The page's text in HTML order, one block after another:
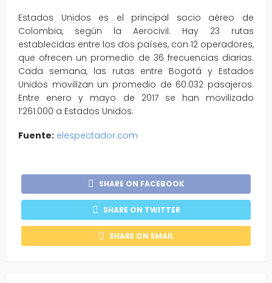
Estados Unidos es el principal socio aéreo de
Colombia, según la Aerocivil. Hay 23 rutas
establecidas entre los dos países, con 12 operadores,
que ofrecen un promedio de 36 frecuencias diarias.
Cada semana, las rutas entre Bogotá y Estados
Unidos movilizan un promedio de 60.032 pasajeros.
Entre enero y mayo de 2017 se han movilizado
1’261.000 a Estados Unidos.
Fuente: elespectador.com
SHARE ON FACEBOOK
SHARE ON TWITTER
SHARE ON EMAIL